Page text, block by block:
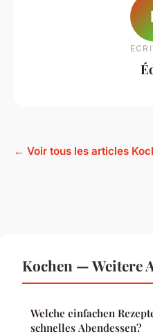
← Voir tous les articles
Kochen — Weitere
Welche einfachen
schnelles Abendessen?